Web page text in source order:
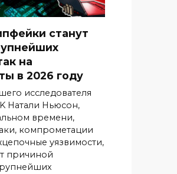
станут
на
в 2026 году
исследователя
Натали Ньюсон,
времени,
компрометации
уязвимости,
причиной